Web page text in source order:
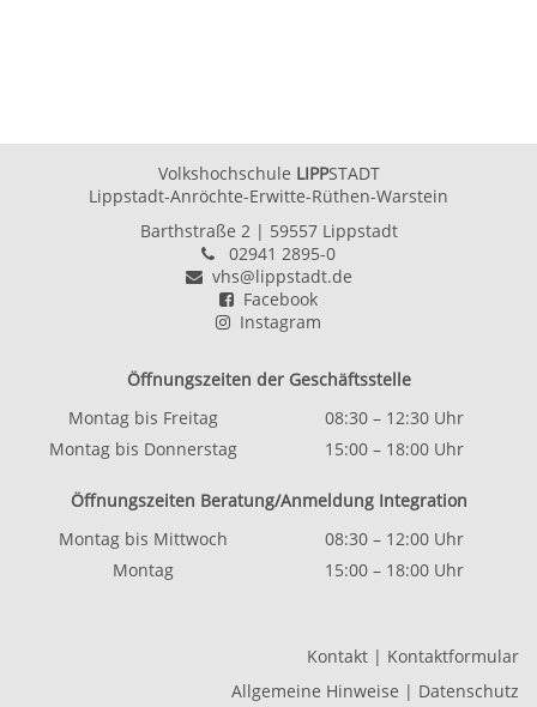
Volkshochschule LIPPSTADT
Lippstadt-Anröchte-Erwitte-Rüthen-Warstein
Barthstraße 2| 59557 Lippstadt
02941 2895-0
vhs@lippstadt.de
Facebook
Instagram
Öffnungszeiten der Geschäftsstelle
Montag bis Freitag
08:30 – 12:30 Uhr
Montag bis Donnerstag
15:00 – 18:00 Uhr
Öffnungszeiten Beratung/Anmeldung Integration
Montag bis Mittwoch
08:30 – 12:00 Uhr
Montag
15:00 – 18:00 Uhr
Kontakt | Kontaktformular
Allgemeine Hinweise | Datenschutz